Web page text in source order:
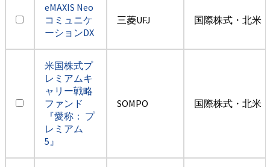
eMAXIS Neo
コミュニケ
ーションDX
三菱UFJ 国際株式・北米
米国株式プ
レミアムキ
ャリー戦略
ファンド
『愛称： プ
レミアム
5』
SOMPO 国際株式・北米